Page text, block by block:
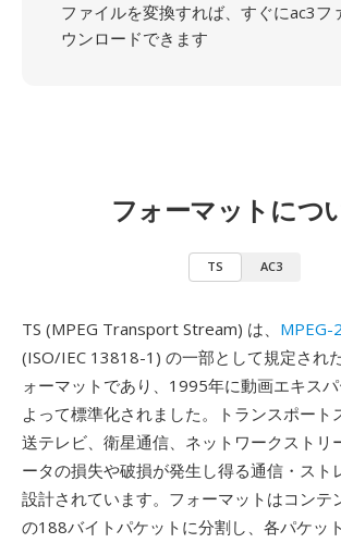
ファイルを変換すれば、すぐにac3フ
ウンロードできます
フォーマットにつ
TS AC3
TS (MPEG Transport Stream) は、 MPEG-2
(ISO/IEC 13818-1) の一部として規定され
ォーマットであり、1995年に動画エキス
よって標準化されました。トランスポート
送テレビ、衛星通信、ネットワークストリ
ータの損失や破損が発生し得る通信・スト
設計されています。フォーマットはコンテ
の188バイトパケットに分割し、各パケッ